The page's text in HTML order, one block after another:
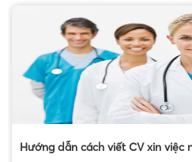
Hướng dẫn cách viết CV xin việc